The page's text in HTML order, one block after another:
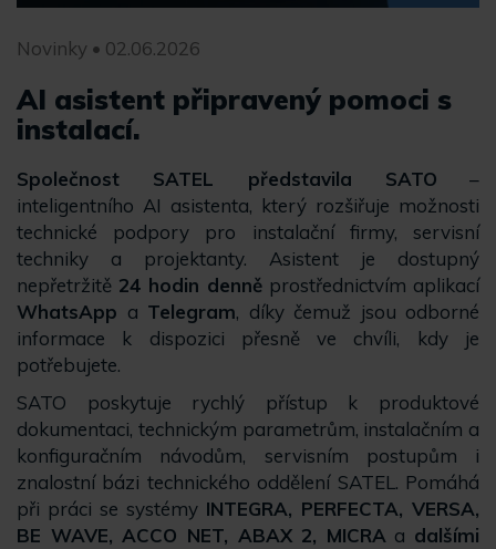
Novinky • 02.06.2026
AI asistent připravený pomoci s
instalací.
Společnost SATEL představila SATO –
inteligentního AI asistenta, který rozšiřuje možnosti
technické podpory pro instalační firmy, servisní
techniky a projektanty. Asistent je dostupný
nepřetržitě 24 hodin denně prostřednictvím aplikací
WhatsApp a Telegram, díky čemuž jsou odborné
informace k dispozici přesně ve chvíli, kdy je
potřebujete.
SATO poskytuje rychlý přístup k produktové
dokumentaci, technickým parametrům, instalačním a
konfiguračním návodům, servisním postupům i
znalostní bázi technického oddělení SATEL. Pomáhá
při práci se systémy INTEGRA, PERFECTA, VERSA,
BE WAVE, ACCO NET, ABAX 2, MICRAa dalšími